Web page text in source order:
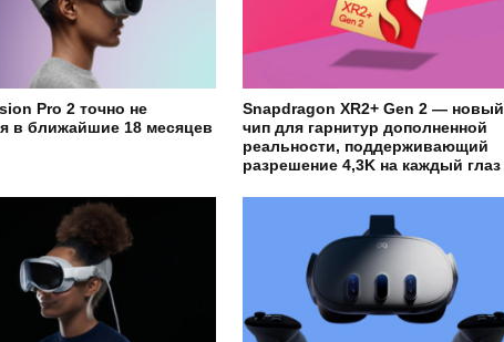
Pro 2 точно не
в ближайшие 18 месяцев
Snapdragon XR2+ Gen 2 — новый
чип для гарнитур дополненной
реальности, поддерживающий
разрешение 4,3K на каждый глаз